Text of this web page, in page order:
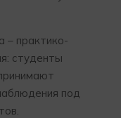
– практико-
студенты
под